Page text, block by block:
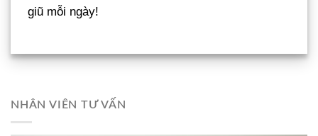
giũ mỗi ngày!
NHÂN VIÊN TƯ VẤN